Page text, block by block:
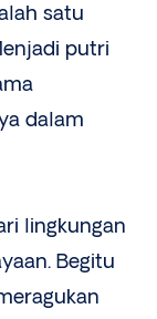
satu
putri
dalam
lingkungan
Begitu